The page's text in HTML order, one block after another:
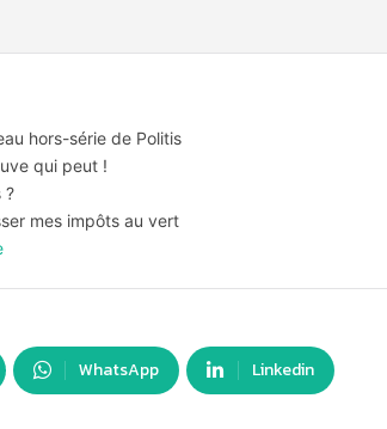
hors-série de Politis
qui peut !
?
mes impôts au vert
WhatsApp Linkedin